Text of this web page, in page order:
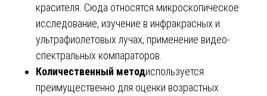
красителя. Сюда относятся микроскопическое
исследование, изучение в инфракрасных и
ультрафиолетовых лучах, применение видео-
спектральных компараторов.
Количественный методиспользуется
преимущественно для оценки возрастных